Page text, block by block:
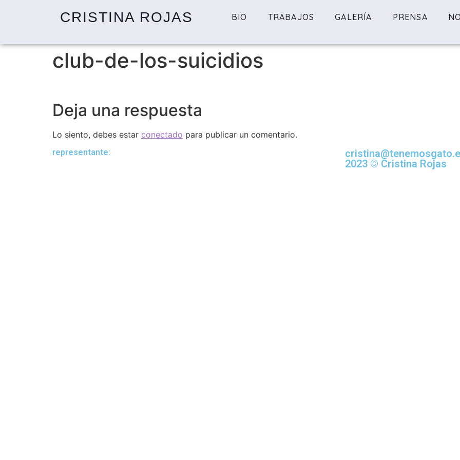
CRISTINA ROJAS BIO TRABAJOS GALERÍA PRENSA
club-de-los-suicidios
Deja una respuesta
Lo siento, debes estar conectado para publicar un comentario.
representante:
2023 © Cristina Rojas